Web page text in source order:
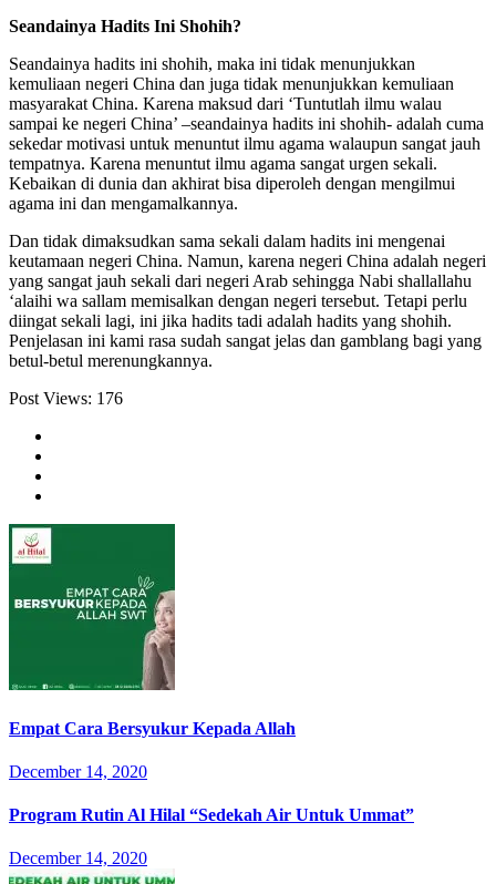
Seandainya Hadits Ini Shohih?
Seandainya hadits ini shohih, maka ini tidak menunjukkan
kemuliaan negeri China dan juga tidak menunjukkan kemuliaan
masyarakat China. Karena maksud dari ‘Tuntutlah ilmu walau
sampai ke negeri China’ –seandainya hadits ini shohih- adalah cuma
sekedar motivasi untuk menuntut ilmu agama walaupun sangat jauh
tempatnya. Karena menuntut ilmu agama sangat urgen sekali.
Kebaikan di dunia dan akhirat bisa diperoleh dengan mengilmui
agama ini dan mengamalkannya.
Dan tidak dimaksudkan sama sekali dalam hadits ini mengenai
keutamaan negeri China. Namun, karena negeri China adalah negeri
yang sangat jauh sekali dari negeri Arab sehingga Nabi shallallahu
‘alaihi wa sallam memisalkan dengan negeri tersebut. Tetapi perlu
diingat sekali lagi, ini jika hadits tadi adalah hadits yang shohih.
Penjelasan ini kami rasa sudah sangat jelas dan gamblang bagi yang
betul-betul merenungkannya.
Post Views: 176
Empat Cara Bersyukur Kepada Allah
December 14, 2020
Program Rutin Al Hilal “Sedekah Air Untuk Ummat”
December 14, 2020